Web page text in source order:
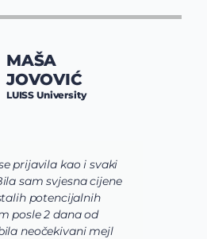
prijavila kao i svaki
sam svjesna cijene
potencijalnih
posle 2 dana od
neočekivani mejl
MAŠA
JOVOVIĆ
LUISS University